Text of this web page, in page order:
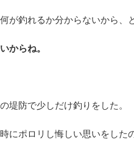
が釣れるか分からないから、
からね。
堤防で少しだけ釣りをした。
にポロリし悔しい思いをした